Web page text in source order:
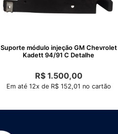
Suporte módulo injeção GM Chevrolet
Kadett 94/91 C Detalhe
R$1.500,00
Em até 12x de R$ 152,01 no cartão